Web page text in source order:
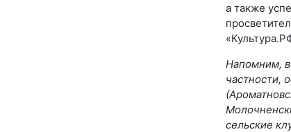
а также
Напомним, в
частности,
сельские